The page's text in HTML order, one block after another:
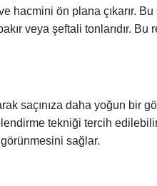
hacmini ön plana çıkarır.
veya şeftali tonlarıdır. Bu
saçınıza daha yoğun bir
tekniği tercih edilebilir.
sağlar.